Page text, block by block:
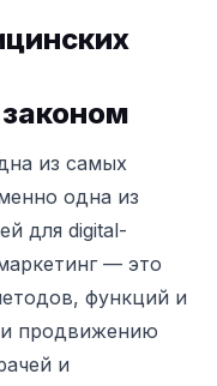
из самых
одна из
для digital-
— это
функций и
продвижению
и